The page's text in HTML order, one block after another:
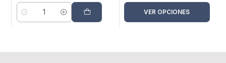
Cantidad
VER OPCIONES